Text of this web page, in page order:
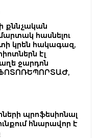
քննչական
հասնելու
կրեն հակագազ,
էլ
ջարդոն
ՖՈՏՈՌԵՊՈՐՏԱԺ,
պրոֆեսիոնալ
հնարավոր է